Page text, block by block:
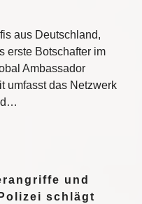
aus Deutschland,
erste Botschafter im
Ambassador
umfasst das Netzwerk
und
schlägt